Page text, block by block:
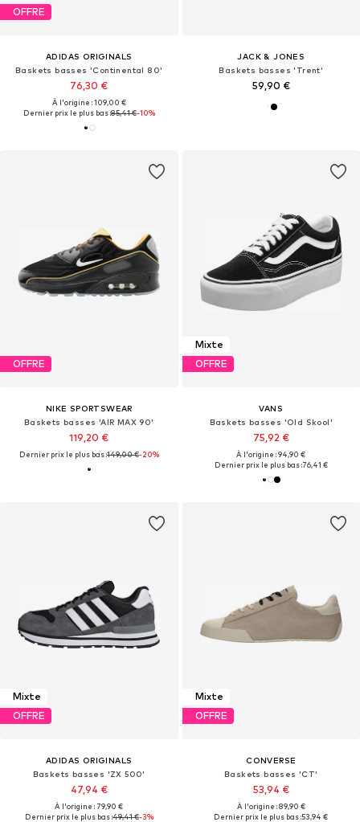
OFFRE
ADIDAS ORIGINALS
Baskets basses 'Continental 80'
76,30 €
À l'origine : 109,00 €
Dernier prix le plus bas :85,41 €-10%
JACK & JONES
Baskets basses 'Trent'
59,90 €
OFFRE
NIKE SPORTSWEAR
Baskets basses 'AIR MAX 90'
119,20 €
Dernier prix le plus bas :149,00 €-20%
Mixte
OFFRE
VANS
Baskets basses 'Old Skool'
75,92 €
À l'origine : 94,90 €
Dernier prix le plus bas :76,41 €
Mixte
OFFRE
ADIDAS ORIGINALS
Baskets basses 'ZX 500'
47,94 €
À l'origine : 79,90 €
Dernier prix le plus bas :49,41 €-3%
Mixte
OFFRE
CONVERSE
Baskets basses 'CT'
53,94 €
À l'origine : 89,90 €
Dernier prix le plus bas :53,94 €